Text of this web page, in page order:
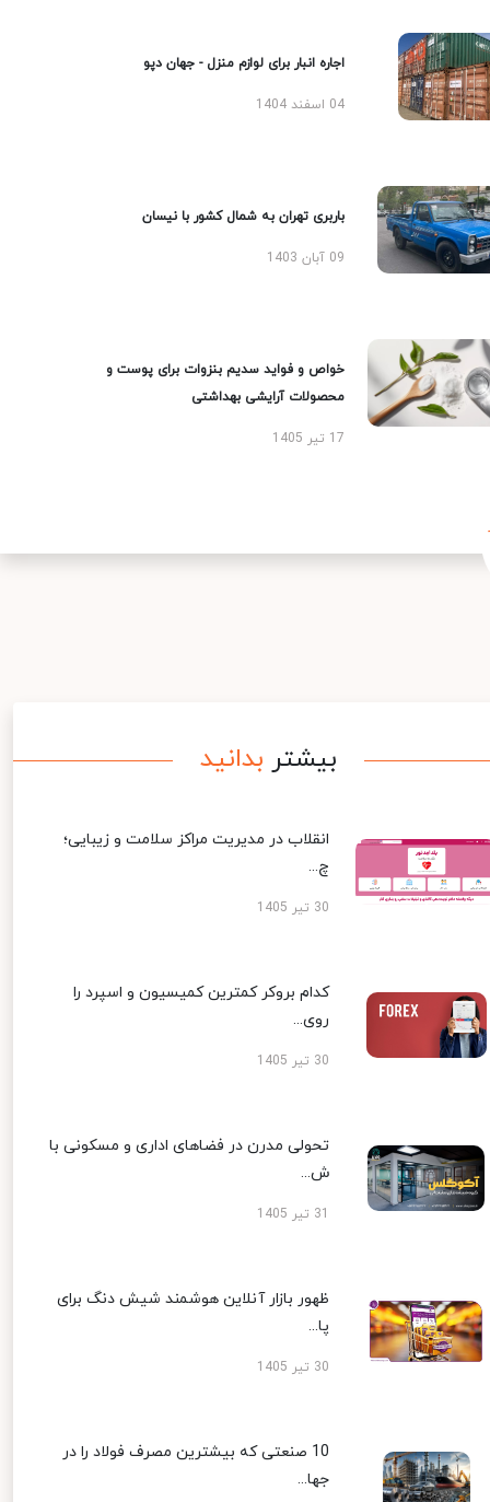
اجاره انبار برای لوازم منزل - جهان دپو
04 اسفند 1404
باربری تهران به شمال کشور با نیسان
09 آبان 1403
خواص و فواید سدیم بنزوات برای پوست و
محصولات آرایشی بهداشتی
17 تیر 1405
بیشتر بدانید
انقلاب در مدیریت مراکز سلامت و زیبایی؛
چ...
30 تیر 1405
کدام بروکر کمترین کمیسیون و اسپرد را
روی...
30 تیر 1405
تحولی مدرن در فضاهای اداری و مسکونی با
ش...
ظهور بازار آنلاین هوشمند شیش دنگ برای
پا...
30 تیر 1405
10 صنعتی که بیشترین مصرف فولاد را در
جها...